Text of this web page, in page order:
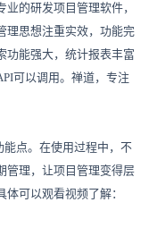
的研发项目管理软件，
理思想注重实效，功能完
功能强大，统计报表丰富
可以调用。禅道，专注
能点。在使用过程中，不
管理，让项目管理变得层
可以观看视频了解：